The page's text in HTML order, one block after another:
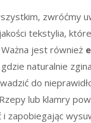
zwróćmy
tekstylia,
jest również
naturalnie
do
lub klamry
i zapobiegając